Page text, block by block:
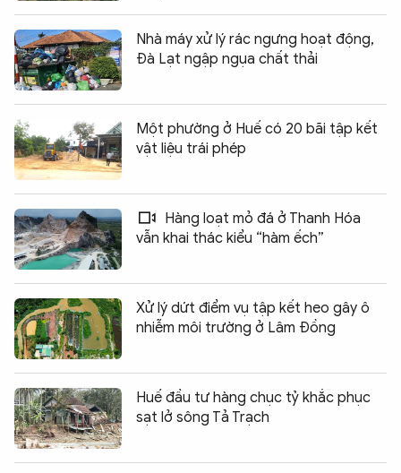
Nhà máy xử lý rác ngưng hoạt động,
Đà Lạt ngập ngụa chất thải
Một phường ở Huế có 20 bãi tập kết
vật liệu trái phép
Hàng loạt mỏ đá ở Thanh Hóa
vẫn khai thác kiểu “hàm ếch”
Xử lý dứt điểm vụ tập kết heo gây ô
nhiễm môi trường ở Lâm Đồng
Huế đầu tư hàng chục tỷ khắc phục
sạt lở sông Tả Trạch